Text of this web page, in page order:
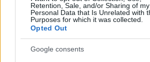
Retention, Sale, and/or Sharing of my
Personal Data that Is Unrelated with
Purposes for which it was collected.
Opted Out
Google consents